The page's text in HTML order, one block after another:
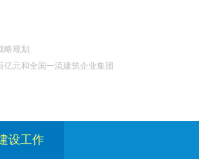
略规划
亿元和全国一流建筑企业集团
设工作